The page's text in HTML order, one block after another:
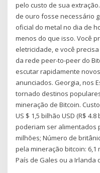
pelo custo de sua
de ouro fosse necessário
oficial do metal no dia de
menos do que isso. Você
eletricidade, e você
da rede peer-to-peer do
escutar rapidamente
anunciados. Georgia, nos
tornado destinos
mineração de Bitcoin.
US $ 1,5 bilhão USD (R$
poderiam ser alimentados
milhões; Número de
pela mineração bitcoin: 6,1
País de Gales ou a Irlanda